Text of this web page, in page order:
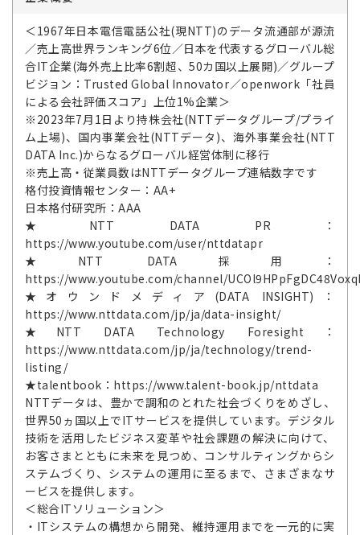
＜1967年日本電信電話公社(現NTT)のデータ流通部が源流
／売上高世界ランキング6位／日本を代表するグローバル総
合IT企業(海外売上比率6割超、50カ国以上展開)／グループ
ビジョン：Trusted Global Innovator／openwork「社員
による会社評価スコア」上位1%企業＞
※2023年7月1日より持株会社(NTTデータグループ/プライ
ム上場)、国内事業会社(NTTデータ)、海外事業会社(NTT
DATA Inc.)からなるグローバル経営体制に移行
※売上高・従業員数はNTTデータグループ連結数字です
格付投資情報センター：AA+
日本格付研究所：AAA
★NTT DATA PR：
https://www.youtube.com/user/nttdatapr
★NTT DATA採用：
https://www.youtube.com/channel/
★オウンドメディア(DATA INSIGHT)：
https://www.nttdata.com/jp/ja/data-insight/
★NTT DATA Technology Foresight：
https://www.nttdata.com/jp/ja/technology/trend-
listing/
★talentbook：https://www.talent-book.jp/nttdata
NTTデータは、豊かで調和のとれた社会づくりをめざし、
世界50ヵ国以上でITサービスを提供しています。デジタル
技術を活用したビジネス変革や社会課題の解決に向けて、
お客さまとともに未来を見つめ、コンサルティングからシ
ステムづくり、システムの運用に至るまで、さまざまなサ
ービスを提供します。
＜総合ITソリューション＞
・ITシステムの構想から開発、維持運用までを一元的に実